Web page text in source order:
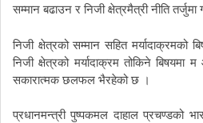
सम्मान बढाउन र निजी क्षेत्रमैत्री नीति तर्जुमा
निजी क्षेत्रको सम्मान सहित मर्यादाक्रमको
निजी क्षेत्रको मर्यादाक्रम तोकिने बिषयमा म
सकारात्मक छलफल भैरहेको छ ।
प्रधानमन्त्री पुष्पकमल दाहाल प्रचण्डको